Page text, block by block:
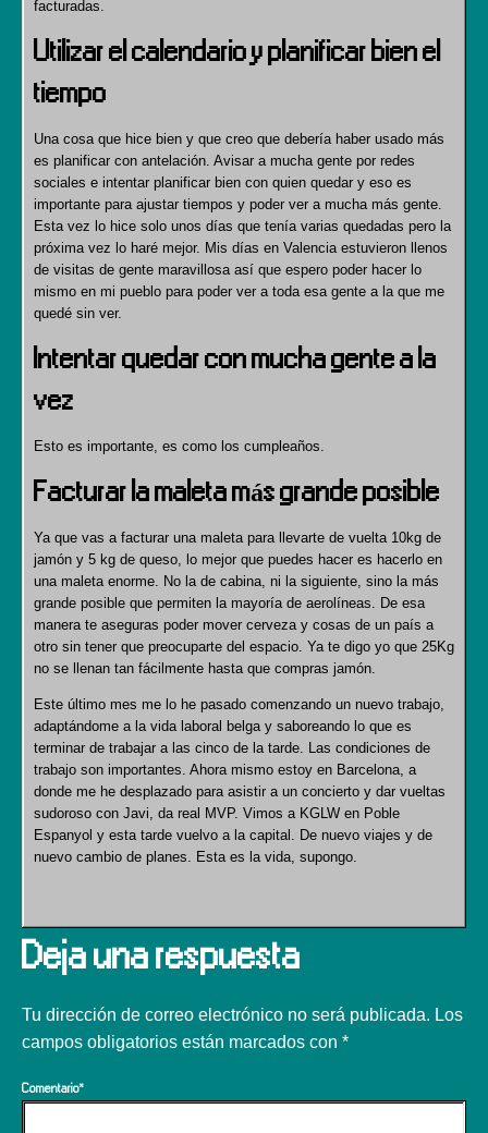
facturadas.
Utilizar el calendario y planificar bien el
tiempo
Una cosa que hice bien y que creo que debería haber usado más
es planificar con antelación. Avisar a mucha gente por redes
sociales e intentar planificar bien con quien quedar y eso es
importante para ajustar tiempos y poder ver a mucha más gente.
Esta vez lo hice solo unos días que tenía varias quedadas pero la
próxima vez lo haré mejor. Mis días en Valencia estuvieron llenos
de visitas de gente maravillosa así que espero poder hacer lo
mismo en mi pueblo para poder ver a toda esa gente a la que me
quedé sin ver.
Intentar quedar con mucha gente a la
vez
Esto es importante, es como los cumpleaños.
Facturar la maleta más grande posible
Ya que vas a facturar una maleta para llevarte de vuelta 10kg de
jamón y 5 kg de queso, lo mejor que puedes hacer es hacerlo en
una maleta enorme. No la de cabina, ni la siguiente, sino la más
grande posible que permiten la mayoría de aerolíneas. De esa
manera te aseguras poder mover cerveza y cosas de un país a
otro sin tener que preocuparte del espacio. Ya te digo yo que 25Kg
no se llenan tan fácilmente hasta que compras jamón.
Este último mes me lo he pasado comenzando un nuevo trabajo,
adaptándome a la vida laboral belga y saboreando lo que es
terminar de trabajar a las cinco de la tarde. Las condiciones de
trabajo son importantes. Ahora mismo estoy en Barcelona, a
donde me he desplazado para asistir a un concierto y dar vueltas
sudoroso con Javi, da real MVP. Vimos a KGLW en Poble
Espanyol y esta tarde vuelvo a la capital. De nuevo viajes y de
nuevo cambio de planes. Esta es la vida, supongo.
Deja una respuesta
Tu dirección de correo electrónico no será publicada. Los
campos obligatorios están marcados con *
Comentario*